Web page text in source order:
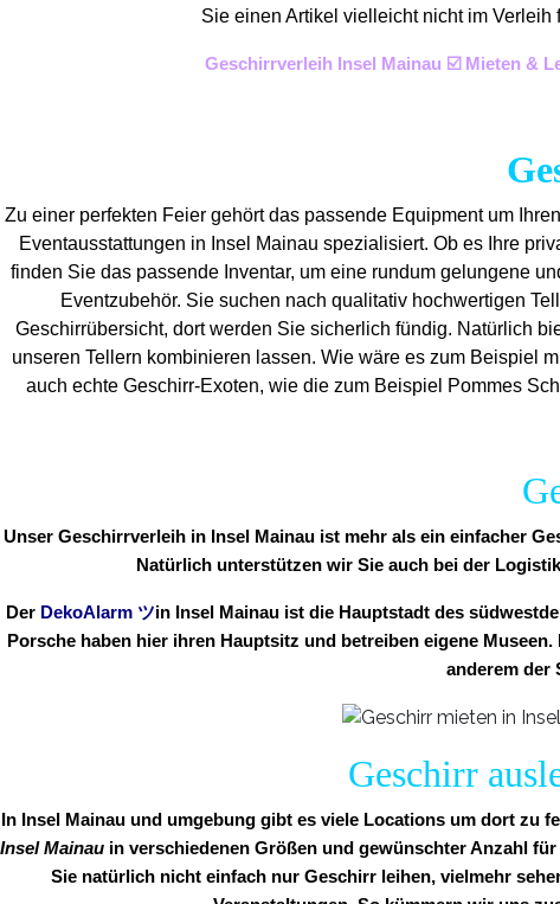
Sie einen Artikel vielleicht nicht im
Geschirrverleih Insel Mainau ☑️ Mieten &
Zu einer perfekten Feier gehört das passende Equipment um
Eventausstattungen in Insel Mainau spezialisiert. Ob es Ihre
finden Sie das passende Inventar, um eine rundum gelungene
Eventzubehör. Sie suchen nach qualitativ hochwertigen
Geschirrübersicht, dort werden Sie sicherlich fündig. Natürlich
unseren Tellern kombinieren lassen. Wie wäre es zum Beispiel
auch echte Geschirr-Exoten, wie die zum Beispiel Pommes
Unser Geschirrverleih in Insel Mainau ist mehr als ein einfacher
Natürlich unterstützen wir Sie auch bei der
Der DekoAlarm ツin Insel Mainau ist die Hauptstadt des
Porsche haben hier ihren Hauptsitz und betreiben eigene
anderem der
Geschirr
In Insel Mainau und umgebung gibt es viele Locations um dort zu
Insel Mainau in verschiedenen Größen und gewünschter Anzahl
Sie natürlich nicht einfach nur Geschirr leihen, vielmehr